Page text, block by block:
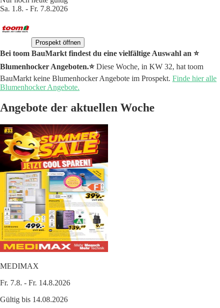
Sa. 1.8. - Fr. 7.8.2026
Prospekt öffnen
Bei toom BauMarkt findest du eine vielfältige Auswahl an ⭐️
Blumenhocker Angeboten.⭐️Diese Woche, in KW 32, hat toom
BauMarkt keine Blumenhocker Angebote im Prospekt. Finde hier alle
Blumenhocker Angebote.
Angebote der aktuellen Woche
MEDIMAX
Fr. 7.8. - Fr. 14.8.2026
Gültig bis 14.08.2026